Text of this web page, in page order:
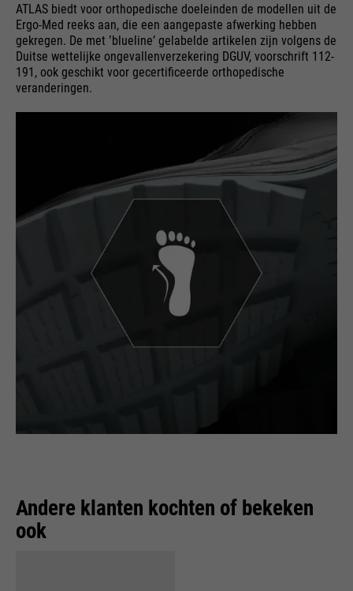
ATLAS biedt voor orthopedische doeleinden de modellen uit de
Ergo-Med reeks aan, die een aangepaste afwerking hebben
gekregen. De met ʽbluelineʼ gelabelde artikelen zijn volgens de
Duitse wettelijke ongevallenverzekering DGUV, voorschrift 112-
191, ook geschikt voor gecertificeerde orthopedische
veranderingen.
Andere klanten kochten of bekeken
ook